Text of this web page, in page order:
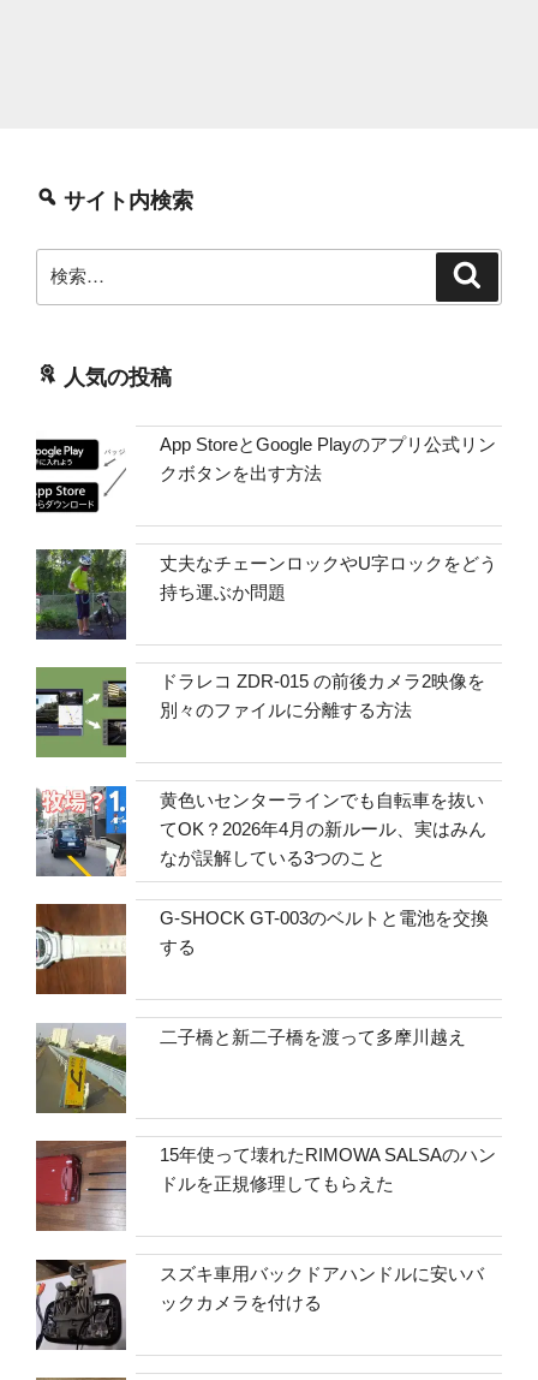
サイト内検索
索:
人気の投稿
App StoreとGoogle Playのアプリ公式リン
クボタンを出す方法
丈夫なチェーンロックやU字ロックをどう
持ち運ぶか問題
ドラレコ ZDR-015 の前後カメラ2映像を
別々のファイルに分離する方法
黄色いセンターラインでも自転車を抜い
てOK？2026年4月の新ルール、実はみん
なが誤解している3つのこと
G-SHOCK GT-003のベルトと電池を交換
する
二子橋と新二子橋を渡って多摩川越え
15年使って壊れたRIMOWA SALSAのハン
ドルを正規修理してもらえた
スズキ車用バックドアハンドルに安いバ
ックカメラを付ける